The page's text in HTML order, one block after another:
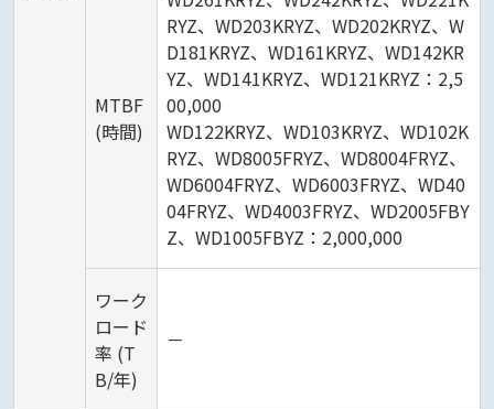
MTBF
(時間)
RYZ、WD203KRYZ、WD202KRYZ、W
D181KRYZ、WD161KRYZ、WD142KR
YZ、WD141KRYZ、WD121KRYZ：2,5
00,000
WD122KRYZ、WD103KRYZ、WD102K
RYZ、WD8005FRYZ、WD8004FRYZ、
WD6004FRYZ、WD6003FRYZ、WD40
04FRYZ、WD4003FRYZ、WD2005FBY
Z、WD1005FBYZ：2,000,000
ワーク
ロード
率 (T
B/年)
－